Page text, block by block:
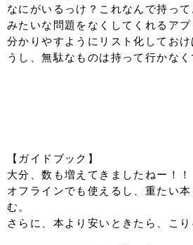
なにがいるっけ？これなんで持って
みたいな問題をなくしてくれるアプ
分かりやすようにリスト化してお
うし、無駄なものは持って行かなく
【ガイドブック】
大分、数も増えてきましたねー！！
オフラインでも使えるし、重たい
む。
さらに、本より安いときたら、こり